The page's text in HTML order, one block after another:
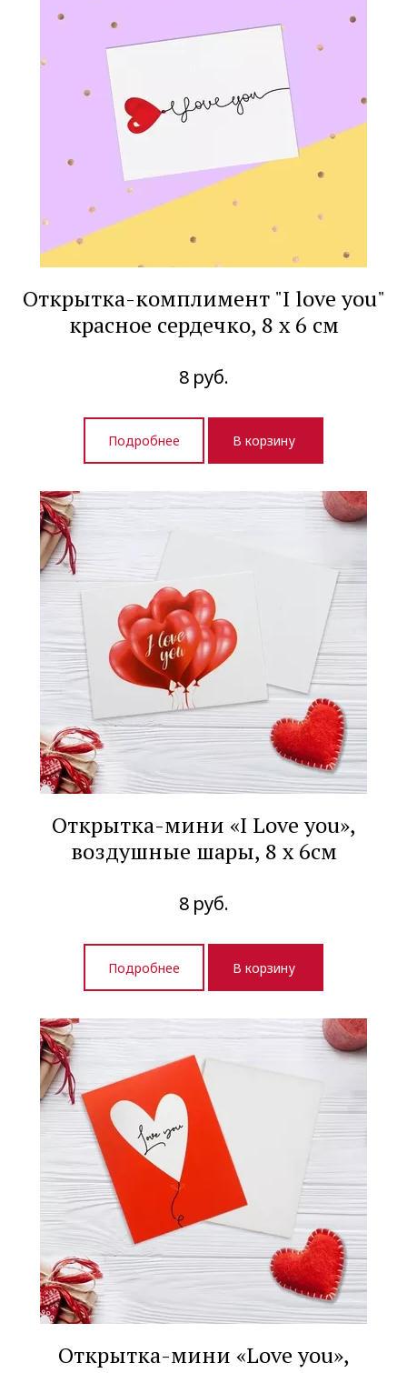
Открытка-комплимент "I love you"
красное сердечко, 8 х 6 см
8 руб.
Подробнее В корзину
Открытка-мини «I Love you»,
воздушные шары, 8 х 6см
8 руб.
Подробнее В корзину
Открытка-мини «Love you»,